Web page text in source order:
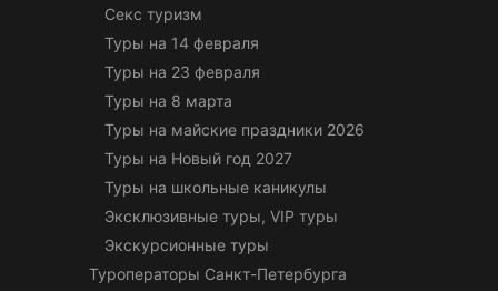
Секс туризм
Туры на 14 февраля
Туры на 23 февраля
Туры на 8 марта
Туры на майские праздники 2026
Туры на Новый год 2027
Туры на школьные каникулы
Эксклюзивные туры, VIP туры
Экскурсионные туры
Туроператоры Санкт-Петербурга